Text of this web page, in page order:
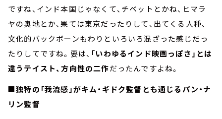
ですね、インド本国じゃなくて、チベットとかね、ヒマラ
ヤの奥地とか、果ては東京だったりして、出てくる人種、
文化的バックボーンもわりといろいろ混ざった感じだっ
たりしてですね。要は、 「いわゆるインド映画っぽさ」とは
違うテイスト、方向性の二作だったんですよね。
■独特の「我流感」がキム・ギドク監督とも通じるパン・ナ
リン監督